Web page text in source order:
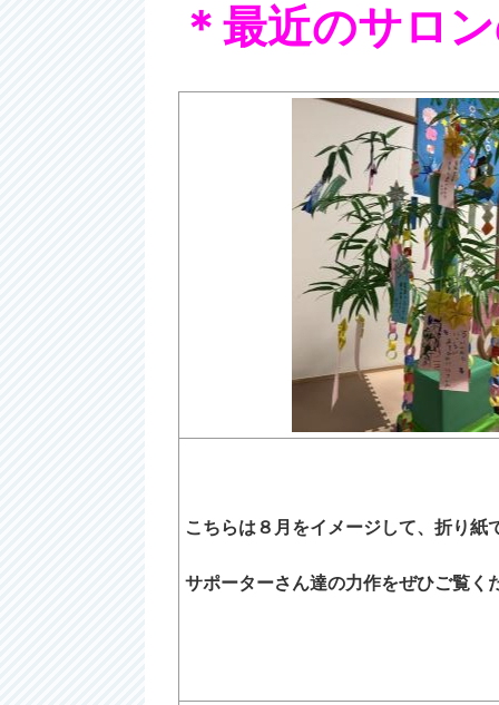
＊最近のサロ
こちらは８月をイメージして、折り紙
サポーターさん達の力作をぜひご覧く